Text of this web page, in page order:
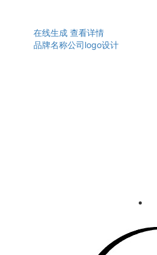
在线生成 查看详情
品牌名称公司logo设计